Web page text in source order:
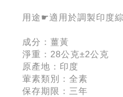
用途☛適用於調製印度
成分：薑黃
淨重：28公克±2公克
原產地：印度
葷素類別：全素
保存期限：三年